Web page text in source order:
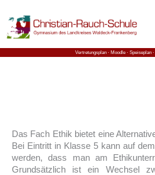
Inhalt
springen
Vertretungsplan ⋅ Moodle ⋅ Speiseplan
Das Fach Ethik bietet eine
Bei Eintritt in Klasse 5 kann auf
werden, dass man am
Grundsätzlich ist ein Wechsel